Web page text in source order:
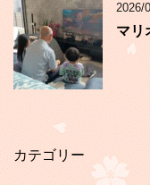
2026/
マリ
カテゴリー